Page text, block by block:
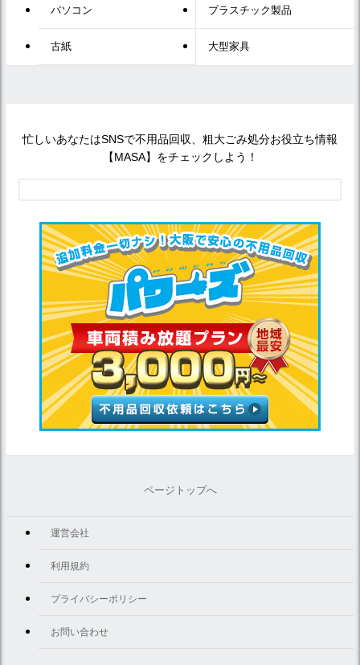
パソコン プラスチック製品
古紙 大型家具
忙しいあなたはSNSで不用品回収、粗大ごみ処分お役立ち情報
【MASA】をチェックしよう！
ページトップへ
運営会社
利用規約
プライバシーポリシー
お問い合わせ